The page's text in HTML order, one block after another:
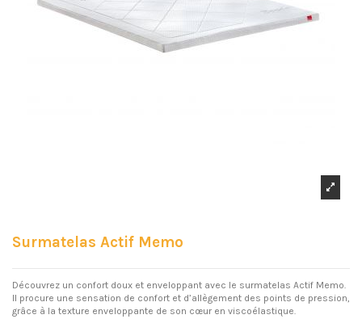
Surmatelas Actif Memo
Découvrez un confort doux et enveloppant avec le surmatelas Actif Memo.
Il procure une sensation de confort et d’allègement des points de pression,
grâce à la texture enveloppante de son cœur en viscoélastique.